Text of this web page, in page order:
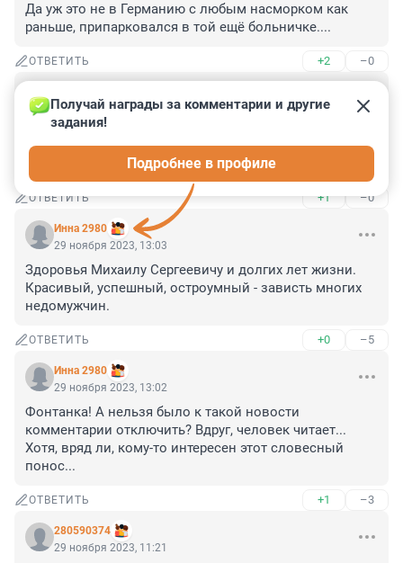
Да уж это не в Германию с любым насморком как
раньше, припарковался в той ещё больничке....
ОТВЕТИТЬ +2 –0
29 ноября 2023, 13:57
Баррическая пила повлияла. И излишества всякие
нехорошие.
Михаил Сергеевич бросайте курить.
ОТВЕТИТЬ +1 –0
Инна 2980
Получай награды за комментарии и другие
задания!
Подробнее в профиле
29 ноября 2023, 13:03
Здоровья Михаилу Сергеевичу и долгих лет жизни.
Красивый, успешный, остроумный - зависть многих
недомужчин.
ОТВЕТИТЬ +0 –5
Инна 2980
29 ноября 2023, 13:02
Фонтанка! А нельзя было к такой новости
комментарии отключить? Вдруг, человек читает...
Хотя, вряд ли, кому-то интересен этот словесный
понос...
ОТВЕТИТЬ +1 –3
280590374
29 ноября 2023, 11:21